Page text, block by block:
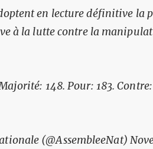
en lecture définitive la
à la lutte contre la
148. Pour: 183.
(@AssembleeNat)